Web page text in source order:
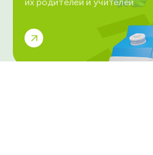
их родителей и учителей